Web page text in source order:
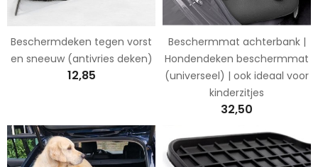
Beschermdeken tegen vorst
en sneeuw (antivries deken)
12,85
Beschermmat achterbank |
Hondendeken beschermmat
(universeel) | ook ideaal voor
kinderzitjes
32,50